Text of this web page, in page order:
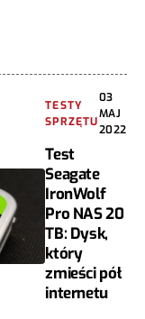
TESTY
SPRZĘTU
03
MAJ
2022
Test
Seagate
IronWolf
Pro NAS 20
TB: Dysk,
który
zmieści pół
internetu